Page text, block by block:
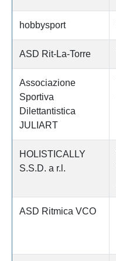
hobbysport
ASD Rit-La-Torre
Associazione
Sportiva
Dilettantistica
JULIART
HOLISTICALLY
S.S.D. a r.l.
ASD Ritmica VCO